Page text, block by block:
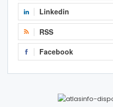
Linkedin
RSS
Facebook